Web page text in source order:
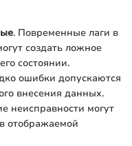
. Повременные лаги в
создать ложное
состоянии.
ошибки допускаются
внесения данных.
неисправности могут
отображаемой